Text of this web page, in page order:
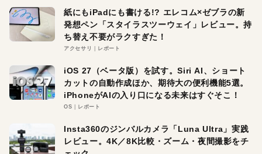
紙にもiPadにも書ける!? エレコム×ゼブラの新
発想ペン「スタイラスツーウェイ」レビュー。持
ち替え不要がラクすぎた！
アクセサリ レポート
iOS 27（ベータ版）を試す。Siri AI、ショート
カットの自動作成ほか、期待大の便利機能5選。
iPhoneがAIの入り口になる未来はすぐそこ！
OS レポート
Insta360のジンバルカメラ「Luna Ultra」実践
レビュー。4K／8K比較・ズーム・夜間撮影をチ